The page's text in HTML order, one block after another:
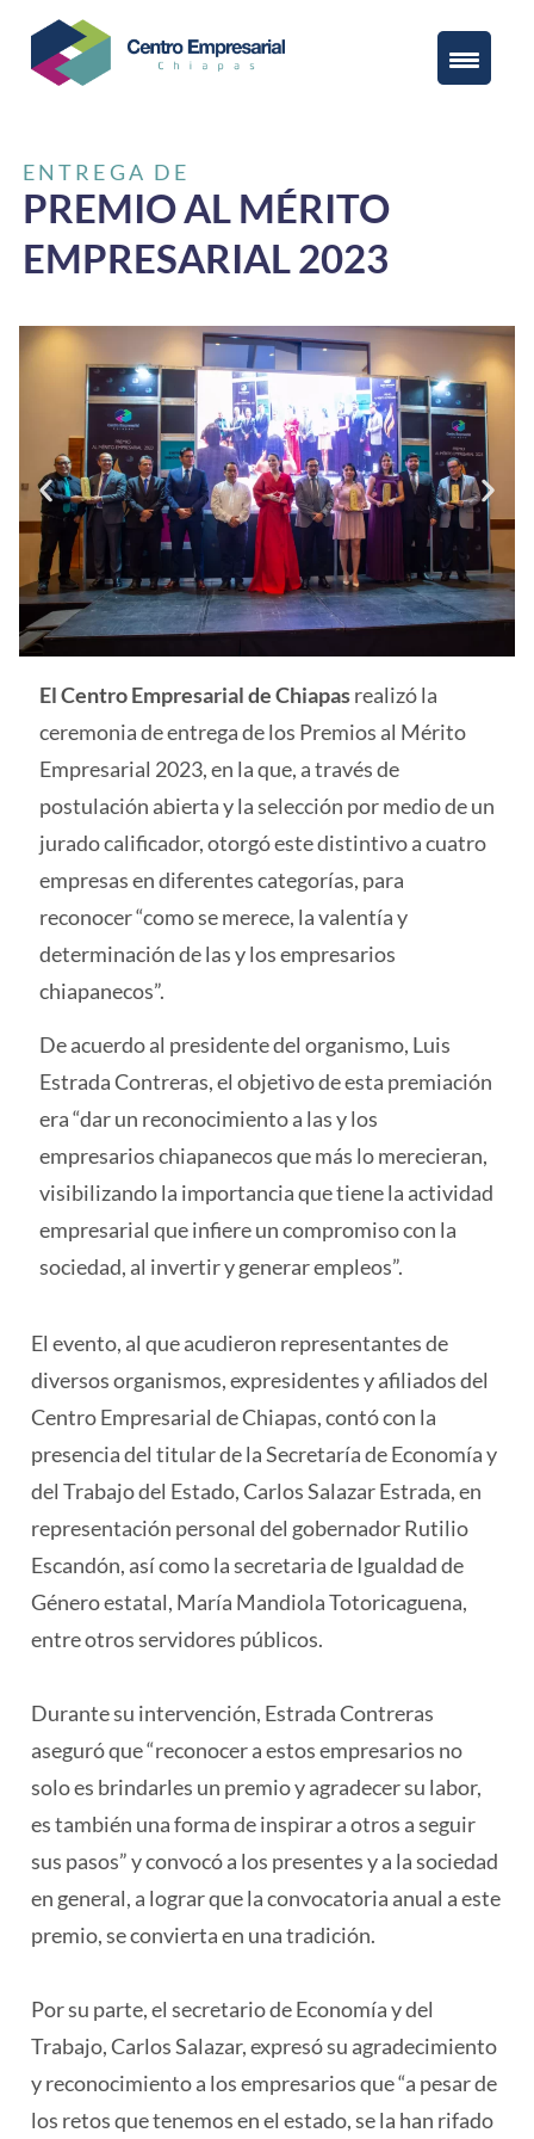
ENTREGA DE
PREMIO AL MÉRITO
EMPRESARIAL 2023
El Centro Empresarial de Chiapasrealizó la
ceremonia de entrega de los Premios al Mérito
Empresarial 2023, en la que, a través de
postulación abierta y la selección por medio de un
jurado calificador, otorgó este distintivo a cuatro
empresas en diferentes categorías, para
reconocer “como se merece, la valentía y
determinación de las y los empresarios
chiapanecos”.
De acuerdo al presidente del organismo, Luis
Estrada Contreras, el objetivo de esta premiación
era “dar un reconocimiento a las y los
empresarios chiapanecos que más lo merecieran,
visibilizando la importancia que tiene la actividad
empresarial que infiere un compromiso con la
sociedad, al invertir y generar empleos”.
El evento, al que acudieron representantes de
diversos organismos, expresidentes y afiliados del
Centro Empresarial de Chiapas, contó con la
presencia del titular de la Secretaría de Economía y
del Trabajo del Estado, Carlos Salazar Estrada, en
representación personal del gobernador Rutilio
Escandón, así como la secretaria de Igualdad de
Género estatal, María Mandiola Totoricaguena,
entre otros servidores públicos.
Durante su intervención, Estrada Contreras
aseguró que “reconocer a estos empresarios no
solo es brindarles un premio y agradecer su labor,
es también una forma de inspirar a otros a seguir
sus pasos” y convocó a los presentes y a la sociedad
en general, a lograr que la convocatoria anual a este
premio, se convierta en una tradición.
Por su parte, el secretario de Economía y del
Trabajo, Carlos Salazar, expresó su agradecimiento
y reconocimiento a los empresarios que “a pesar de
los retos que tenemos en el estado, se la han rifado